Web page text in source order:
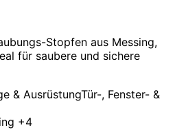
Stopfen aus Messing,
für saubere und sichere
& AusrüstungTür-, Fenster- &
+4